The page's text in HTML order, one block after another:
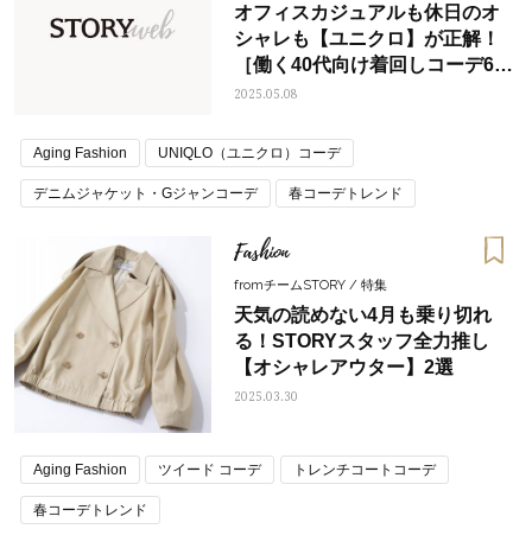
オフィスカジュアルも休日のオ
シャレも【ユニクロ】が正解！
［働く40代向け着回しコーデ6
選］
2025.05.08
Aging Fashion UNIQLO（ユニクロ）コーデ
デニムジャケット・Gジャンコーデ 春コーデトレンド
Fashion
fromチームSTORY / 特集
天気の読めない4月も乗り切れ
る！STORYスタッフ全力推し
【オシャレアウター】2選
2025.03.30
Aging Fashion ツイード コーデ トレンチコートコーデ
春コーデトレンド